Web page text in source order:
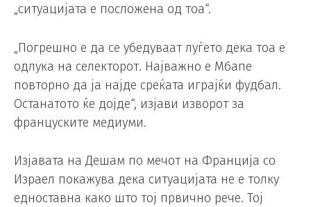
„ситуацијата е посложена од тоа“.
„Погрешно е да се убедуваат луѓето дека тоа е
одлука на селекторот. Најважно е Мбапе
повторно да ја најде среќата играјќи фудбал.
Останатото ќе дојде“, изјави изворот за
француските медиуми.
Изјавата на Дешам по мечот на Франција со
Израел покажува дека ситуацијата не е толку
едноставна како што тој првично рече. Тој